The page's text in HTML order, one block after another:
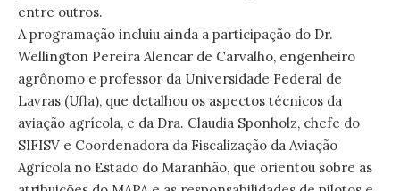
entre outros.
A programação incluiu ainda a participação do Dr.
Wellington Pereira Alencar de Carvalho, engenheiro
agrônomo e professor da Universidade Federal de
Lavras (Ufla), que detalhou os aspectos técnicos da
aviação agrícola, e da Dra. Claudia Sponholz, chefe do
SIFISV e Coordenadora da Fiscalização da Aviação
Agrícola no Estado do Maranhão, que orientou sobre as